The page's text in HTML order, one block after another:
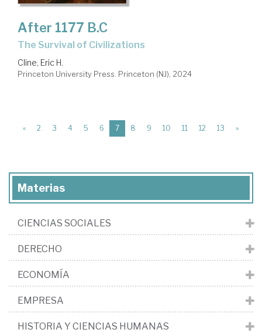
After 1177 B.C
The Survival of Civilizations
Cline, Eric H.
Princeton University Press. Princeton (NJ), 2024
« 2 3 4 5 6 7(current)
8 9 10 11 12 13 »
Materias
CIENCIAS SOCIALES
DERECHO
ECONOMÍA
EMPRESA
HISTORIA Y CIENCIAS HUMANAS